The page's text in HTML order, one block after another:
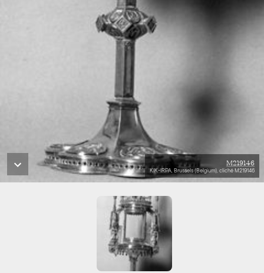
M219146
KIK-IRPA, Brussels (Belgium), cliché M219146